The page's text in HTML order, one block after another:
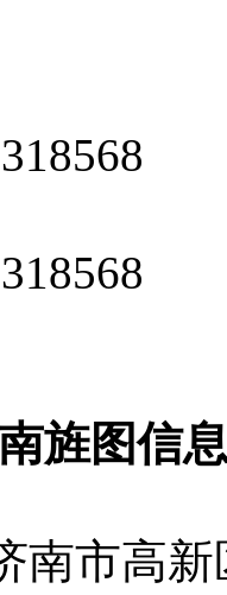
旌图信
南市高